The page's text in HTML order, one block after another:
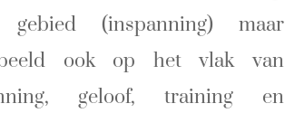
gebied (inspanning) maar
ook op het vlak van
geloof, training en